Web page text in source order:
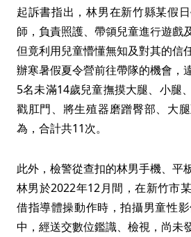
起訴書指出，林男在新竹縣某假
師，負責照護、帶領兒童進行遊戲
但竟利用兒童懵懂無知及對其的信
辦寒暑假夏令營前往帶隊的機會，
5名未滿14歲兒童撫摸大腿、小腿
戳肛門、將生殖器磨蹭臀部、大
為，合計共11次。
此外，檢警從查扣的林男手機、平
林男於2022年12月間，在新竹市
借指導體操動作時，拍攝男童性
中，經送交數位鑑識、檢視，尚未